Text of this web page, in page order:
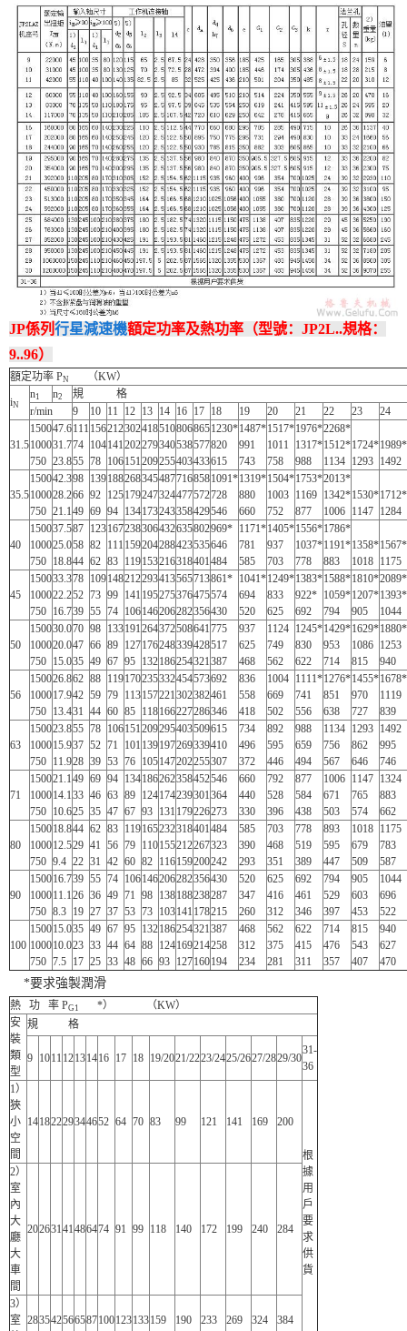
JP係列行星減速機額定功率及熱功率（型號：JP2L..規格：
9..96）
額定功率 PN
（KW）
iN
n1 n2
規 格
r/min
9 10 11 12 13 14 16 17 18 19 20 21 22 23 24
31.5
1500
1000
750
47.6
31.7
23.8
111
74
55
156
104
78
212
141
106
302
202
151
418
279
209
510
340
255
806
538
403
865
577
433
1230*
820
615
1487*
991
743
1517*
1011
758
1976*
1317*
988
2268*
1512*
1134
1724*
1293
1989*
1492
35.5
1500
1000
750
42.3
28.2
21.1
98
66
49
139
92
69
188
125
94
268
179
134
345
247
173
487
324
243
716
477
358
858
572
429
1091*
728
546
1319*
880
660
1504*
1003
752
1753*
1169
877
2013*
1342*
1006
1530*
1147
1712*
1284
40
1500
1000
750
37.5
25.0
18.8
87
58
44
123
82
62
167
111
83
238
159
119
306
204
153
432
288
216
635
423
318
802
535
401
969*
646
484
1171*
781
585
1405*
937
703
1556*
1037*
778
1786*
1191*
883
1358*
1018
1567*
1175
45
1500
1000
750
33.3
22.2
16.7
78
52
39
109
73
55
148
99
74
212
141
106
293
195
146
413
275
206
565
376
282
713
475
356
861*
574
430
1041*
694
520
1249*
833
625
1383*
922*
692
1588*
1059*
794
1810*
1207*
905
2089*
1393*
1044
50
1500
1000
750
30.0
20.0
15.0
70
47
35
98
66
49
133
89
67
191
127
95
264
176
132
372
248
186
508
339
254
641
428
321
775
517
387
937
625
468
1124
749
562
1245*
830
622
1429*
953
714
1629*
1086
815
1880*
1253
940
56
1500
1000
750
26.8
17.9
13.4
62
42
31
88
59
44
119
79
60
170
113
85
235
157
118
332
221
166
454
302
227
573
382
286
692
461
346
836
558
418
1004
669
502
1111*
741
556
1276*
851
638
1455*
970
727
1678*
1119
839
63
1500
1000
750
23.8
15.9
11.9
55
37
28
78
52
39
106
71
53
151
101
76
209
139
105
295
197
147
403
269
202
509
339
255
615
410
307
734
496
372
892
595
446
988
659
494
1134
756
567
1293
862
646
1492
995
746
71
1500
1000
750
21.1
14.1
10.6
49
33
25
69
46
35
94
63
47
134
89
67
186
124
93
262
174
131
358
239
179
452
301
226
546
364
273
660
440
330
792
528
396
877
584
438
1006
671
503
1147
765
574
1324
883
662
80
1500
1000
750
18.8
12.5
9.4
44
29
22
62
41
31
83
56
42
119
79
60
165
110
82
232
155
116
318
212
159
401
267
200
484
323
242
585
390
293
703
468
351
778
519
389
893
595
447
1018
679
509
1175
783
587
90
1500
1000
750
16.7
11.1
8.3
39
26
19
55
36
27
74
49
37
106
71
53
146
98
73
206
138
103
282
188
141
356
238
178
430
287
215
520
347
260
625
416
312
692
461
346
794
529
397
905
603
453
1044
696
522
100
1500
1000
750
15.0
10.0
7.5
35
23
17
49
33
25
67
44
33
95
64
48
132
88
66
186
124
93
254
169
127
321
214
160
387
258
194
468
312
234
562
375
281
622
415
311
714
476
357
815
543
407
940
627
470
*要求強製潤滑
熱 功 率 PG1 *） （KW）
安
裝
類
型
規 格
9 1011 12131416 17 18 19/2021/2223/2425/2627/2829/30
31-
36
1）
狹
小
空
間
14182229344652 64 70 83 99 121 141 169 200
根
據
用
戶
要
求
供
貨
2）
室
內
大
廳
大
車
間
20263141486474 91 99 118 140 172 199 240 284
3）
室 283542566587100123133159 190 233 269 324 384